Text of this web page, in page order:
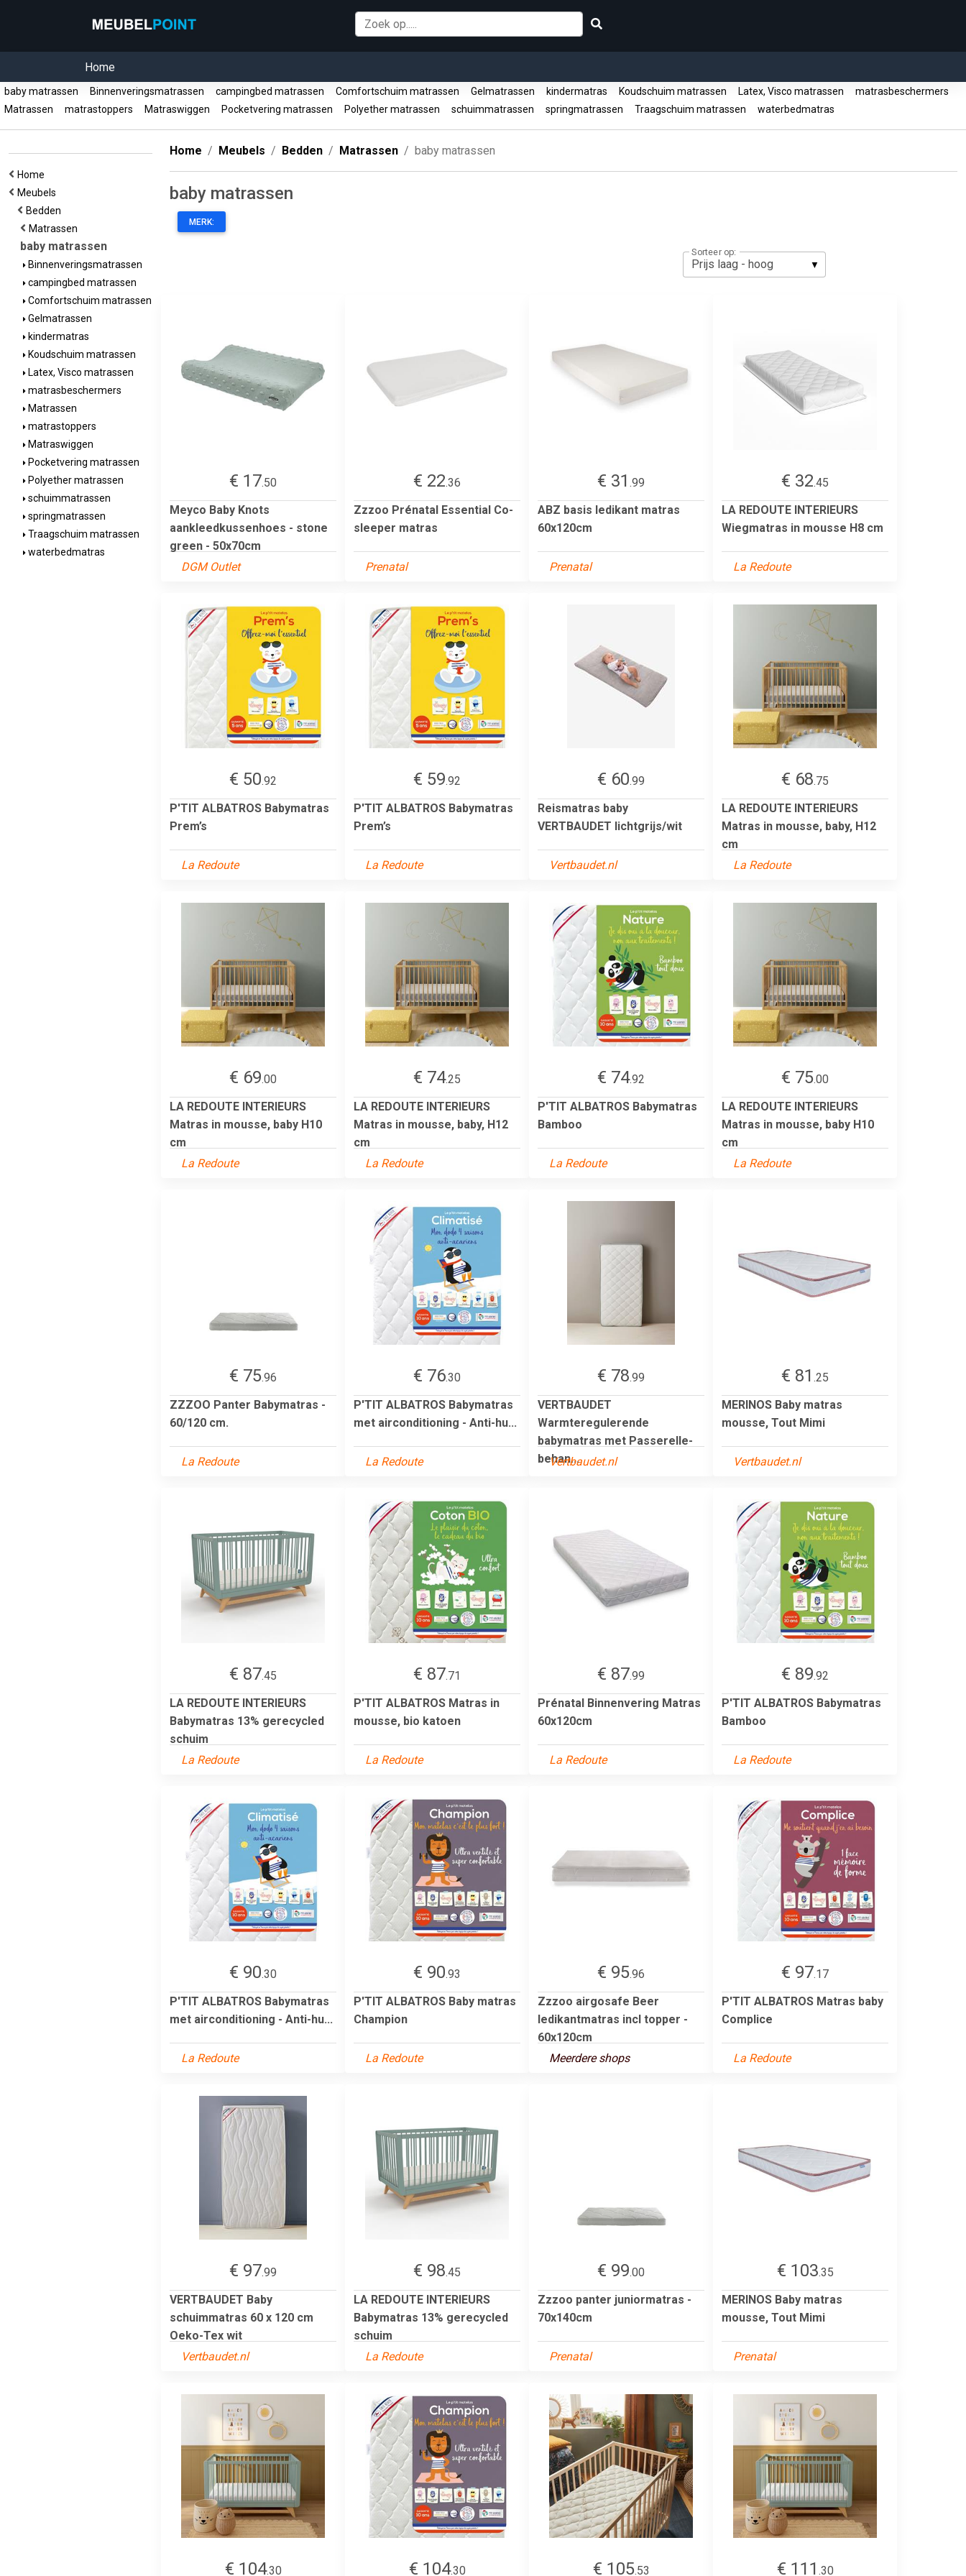
Home
baby matrassen Binnenveringsmatrassen campingbed matrassen Comfortschuim matrassen Gelmatrassen kindermatras Koudschuim matrassen Latex, Visco matrassen
matrasbeschermers
Matrassen
matrastoppers Matraswiggen Pocketvering matrassen Polyether matrassen schuimmatrassen springmatrassen Traagschuim matrassen waterbedmatras
Home
Meubels
Bedden
Matrassen
baby matrassen
Binnenveringsmatrassen
campingbed matrassen
Comfortschuim matrassen
Gelmatrassen
kindermatras
Koudschuim matrassen
Latex, Visco matrassen
matrasbeschermers
Matrassen
matrastoppers
Matraswiggen
Pocketvering matrassen
Polyether matrassen
schuimmatrassen
springmatrassen
Traagschuim matrassen
waterbedmatras
Home Meubels Bedden Matrassen baby matrassen
baby matrassen
MERK:
Sorteer op:
€ 17.50
Meyco Baby Knots
aankleedkussenhoes - stone
green - 50x70cm
DGM Outlet
€ 22.36
Zzzoo Prénatal Essential Co-
sleeper matras
Prenatal
€ 31 .99
ABZ basis ledikant matras
60x120cm
Prenatal
€ 32.45
LA REDOUTE INTERIEURS
Wiegmatras in mousse H8 cm
La Redoute
€ 50.92
P'TIT ALBATROS Babymatras
Prem’s
La Redoute
€ 59.92
P'TIT ALBATROS Babymatras
Prem’s
La Redoute
€ 60.99
Reismatras baby
VERTBAUDET lichtgrijs/wit
Vertbaudet.nl
€ 68.75
LA REDOUTE INTERIEURS
Matras in mousse, baby, H12
cm
La Redoute
€ 69.00
LA REDOUTE INTERIEURS
Matras in mousse, baby H10
cm
La Redoute
€ 74.25
LA REDOUTE INTERIEURS
Matras in mousse, baby, H12
cm
La Redoute
€ 74.92
P'TIT ALBATROS Babymatras
Bamboo
La Redoute
€ 75.00
LA REDOUTE INTERIEURS
Matras in mousse, baby H10
cm
La Redoute
€ 75.96
ZZZOO Panter Babymatras -
60/120 cm.
La Redoute
€ 76.30
P'TIT ALBATROS Babymatras
met airconditioning - Anti-hu...
La Redoute
€ 78.99
VERTBAUDET
Warmteregulerende
babymatras met Passerelle-
behan...
Vertbaudet.nl
€ 81 .25
MERINOS Baby matras
mousse, Tout Mimi
Vertbaudet.nl
€ 87.45
LA REDOUTE INTERIEURS
Babymatras 13% gerecycled
schuim
La Redoute
€ 87.71
P'TIT ALBATROS Matras in
mousse, bio katoen
La Redoute
€ 87.99
Prénatal Binnenvering Matras
60x120cm
La Redoute
€ 89.92
P'TIT ALBATROS Babymatras
Bamboo
La Redoute
€ 90.30
P'TIT ALBATROS Babymatras
met airconditioning - Anti-hu...
La Redoute
€ 90.93
P'TIT ALBATROS Baby matras
Champion
La Redoute
€ 95.96
Zzzoo airgosafe Beer
ledikantmatras incl topper -
60x120cm
Meerdere shops
€ 97.17
P'TIT ALBATROS Matras baby
Complice
La Redoute
€ 97.99
VERTBAUDET Baby
schuimmatras 60 x 120 cm
Oeko-Tex wit
Vertbaudet.nl
€ 98.45
LA REDOUTE INTERIEURS
Babymatras 13% gerecycled
schuim
La Redoute
€ 99.00
Zzzoo panter juniormatras -
70x140cm
Prenatal
€ 103.35
MERINOS Baby matras
mousse, Tout Mimi
Prenatal
€ 104.30 € 104.30 € 105.53 € 111 .30